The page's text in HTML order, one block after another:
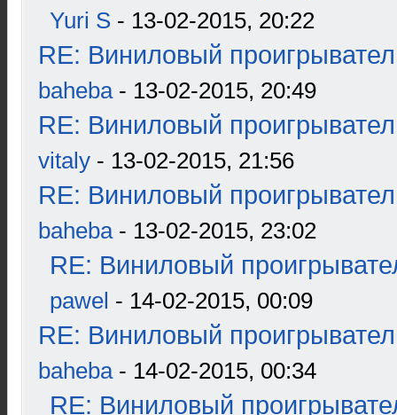
Yuri S - 13-02-2015, 20:22
RE: Виниловый
baheba- 13-02-2015, 20:49
RE: Виниловый
vitaly - 13-02-2015, 21:56
RE: Виниловый
baheba- 13-02-2015, 23:02
RE: Виниловый
pawel - 14-02-2015, 00:09
RE: Виниловый
baheba- 14-02-2015, 00:34
RE: Виниловый